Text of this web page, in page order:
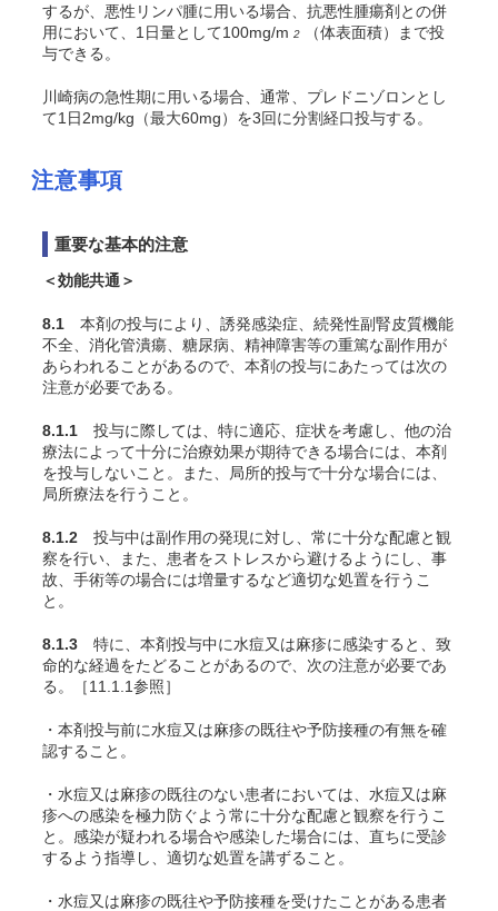
するが、悪性リンパ腫に用いる場合、抗悪性腫瘍剤との併
用において、1日量として100mg/m 2
（体表面積）まで投
与できる。
川崎病の急性期に用いる場合、通常、プレドニゾロンとし
て1日2mg/kg（最大60mg）を3回に分割経口投与する。
注意事項
重要な基本的注意
＜効能共通＞
8.1 本剤の投与により、誘発感染症、続発性副腎皮質機能
不全、消化管潰瘍、糖尿病、精神障害等の重篤な副作用が
あらわれることがあるので、本剤の投与にあたっては次の
注意が必要である。
8.1.1 投与に際しては、特に適応、症状を考慮し、他の治
療法によって十分に治療効果が期待できる場合には、本剤
を投与しないこと。また、局所的投与で十分な場合には、
局所療法を行うこと。
8.1.2 投与中は副作用の発現に対し、常に十分な配慮と観
察を行い、また、患者をストレスから避けるようにし、事
故、手術等の場合には増量するなど適切な処置を行うこ
と。
8.1.3 特に、本剤投与中に水痘又は麻疹に感染すると、致
命的な経過をたどることがあるので、次の注意が必要であ
る。［11.1.1参照］
・本剤投与前に水痘又は麻疹の既往や予防接種の有無を確
認すること。
・水痘又は麻疹の既往のない患者においては、水痘又は麻
疹への感染を極力防ぐよう常に十分な配慮と観察を行うこ
と。感染が疑われる場合や感染した場合には、直ちに受診
するよう指導し、適切な処置を講ずること。
・水痘又は麻疹の既往や予防接種を受けたことがある患者